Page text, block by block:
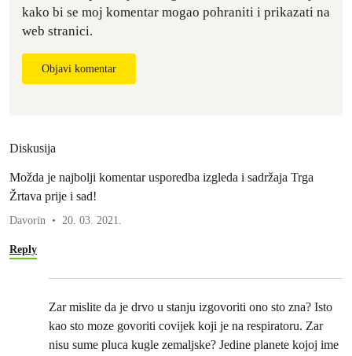
kako bi se moj komentar mogao pohraniti i prikazati na
web stranici.
Objavi komentar
Diskusija
Možda je najbolji komentar usporedba izgleda i sadržaja Trga
Žrtava prije i sad!
Davorin 20. 03. 2021.
Reply
Zar mislite da je drvo u stanju izgovoriti ono sto zna? Isto
kao sto moze govoriti covijek koji je na respiratoru. Zar
nisu sume pluca kugle zemaljske? Jedine planete kojoj ime